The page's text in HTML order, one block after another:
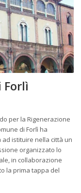
Forlì
per la Rigenerazione
di Forlì ha
istituire nella città un
organizzato lo
in collaborazione
la prima tappa del